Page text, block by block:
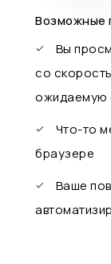
Возможные
Вы
со
ожидаемую
Что-то
браузере
Ваше